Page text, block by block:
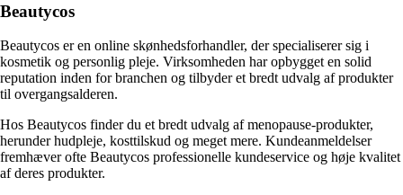
Beautycos
Beautycos er en online skønhedsforhandler, der specialiserer sig i
kosmetik og personlig pleje. Virksomheden har opbygget en solid
reputation inden for branchen og tilbyder et bredt udvalg af produkter
til overgangsalderen.
Hos Beautycos finder du et bredt udvalg af menopause-produkter,
herunder hudpleje, kosttilskud og meget mere. Kundeanmeldelser
fremhæver ofte Beautycos professionelle kundeservice og høje kvalitet
af deres produkter.